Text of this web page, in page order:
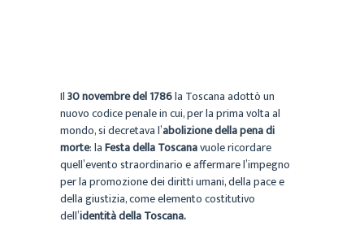
Il30 novembre del 1786la Toscana adottò un
nuovo codice penale in cui, per la prima volta al
mondo, si decretava l’abolizione della pena di
morte: laFesta della Toscanavuole ricordare
quell’evento straordinario e affermare l’impegno
per la promozione dei diritti umani, della pace e
della giustizia, come elemento costitutivo
dell’identità della Toscana.